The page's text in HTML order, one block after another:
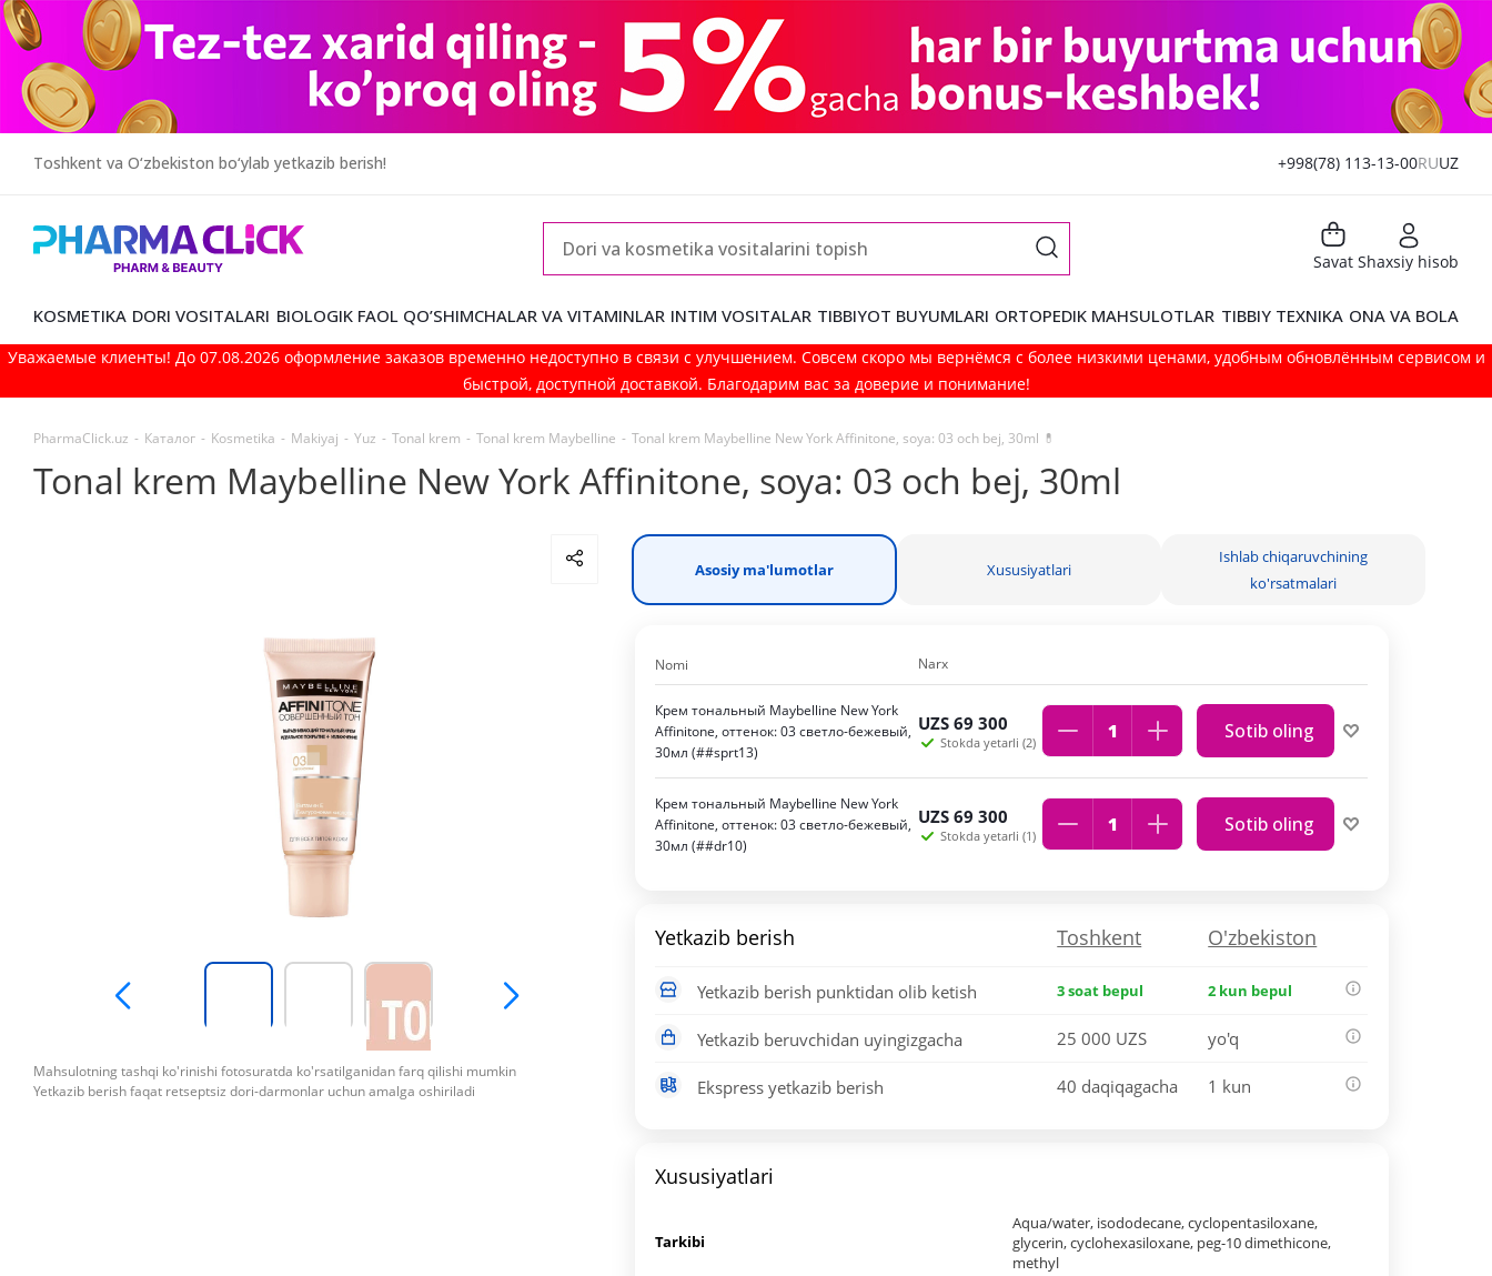
Toshkent va O‘zbekiston bo‘ylab yetkazib berish! +998(78) 113-13-00RUUZ
Savat Shaxsiy hisob
KOSMETIKA DORI VOSITALARI BIOLOGIK FAOL QO’SHIMCHALAR VA VITAMINLAR INTIM VOSITALAR TIBBIYOT BUYUMLARI ORTOPEDIK MAHSULOTLAR TIBBIY TEXNIKA ONA VA BOLA
Уважаемые клиенты! До 07.08.2026 оформление заказов временно недоступно в связи с улучшением. Совсем скоро мы вернёмся с более низкими ценами, удобным обновлённым сервисом и
быстрой, доступной доставкой. Благодарим вас за доверие и понимание!
PharmaClick.uz - Каталог - Kosmetika - Makiyaj - Yuz - Tonal krem - Tonal krem Maybelline - Tonal krem Maybelline New York Affinitone, soya: 03 och bej, 30ml 💊
Tonal krem Maybelline New York Affinitone, soya: 03 och bej, 30ml
Mahsulotning tashqi ko'rinishi fotosuratda ko'rsatilganidan farq qilishi mumkin
Yetkazib berish faqat retseptsiz dori-darmonlar uchun amalga oshiriladi
Asosiy ma'lumotlar Xususiyatlari
Ishlab chiqaruvchining
ko'rsatmalari
Nomi Narx
Крем тональный Maybelline New York
Affinitone, оттенок: 03 светло-бежевый,
30мл (##sprt13)
UZS69 300
Stokda yetarli (2) Sotib oling
Крем тональный Maybelline New York
Affinitone, оттенок: 03 светло-бежевый,
30мл (##dr10)
UZS69 300
Stokda yetarli (1) Sotib oling
Yetkazib berish Toshkent O'zbekiston
Yetkazib berish punktidan olib ketish 3 soat bepul 2 kun bepul
Yetkazib beruvchidan uyingizgacha 25 000 UZS yo'q
Ekspress yetkazib berish 40 daqiqagacha 1 kun
Xususiyatlari
Tarkibi
Aqua/water, isododecane, cyclopentasiloxane,
glycerin, cyclohexasiloxane, peg-10 dimethicone,
methyl